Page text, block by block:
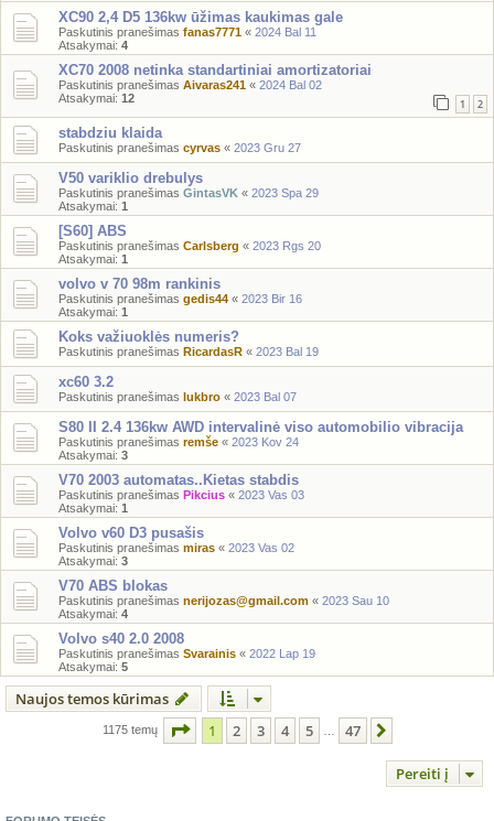
XC90 2,4 D5 136kw ūžimas kaukimas gale
Paskutinis pranešimas fanas7771 « 2024 Bal 11
Atsakymai: 4
XC70 2008 netinka standartiniai amortizatoriai
Paskutinis pranešimas Aivaras241 « 2024 Bal 02
Atsakymai: 12 1 2
stabdziu klaida
Paskutinis pranešimas cyrvas « 2023 Gru 27
V50 variklio drebulys
Paskutinis pranešimas GintasVK « 2023 Spa 29
Atsakymai: 1
[S60] ABS
Paskutinis pranešimas Carlsberg « 2023 Rgs 20
Atsakymai: 1
volvo v 70 98m rankinis
Paskutinis pranešimas gedis44 « 2023 Bir 16
Atsakymai: 1
Koks važiuoklės numeris?
Paskutinis pranešimas RicardasR « 2023 Bal 19
xc60 3.2
Paskutinis pranešimas lukbro « 2023 Bal 07
S80 II 2.4 136kw AWD intervalinė viso automobilio vibracija
Paskutinis pranešimas remše « 2023 Kov 24
Atsakymai: 3
V70 2003 automatas..Kietas stabdis
Paskutinis pranešimas Pikcius « 2023 Vas 03
Atsakymai: 1
Volvo v60 D3 pusašis
Paskutinis pranešimas miras « 2023 Vas 02
Atsakymai: 3
V70 ABS blokas
Paskutinis pranešimas nerijozas@gmail.com « 2023 Sau 10
Atsakymai: 4
Volvo s40 2.0 2008
Paskutinis pranešimas Svarainis « 2022 Lap 19
Atsakymai: 5
Naujos temos kūrimas
1175 temų Puslapis 1iš 47
1 2 3 4 5 47
Pereiti į